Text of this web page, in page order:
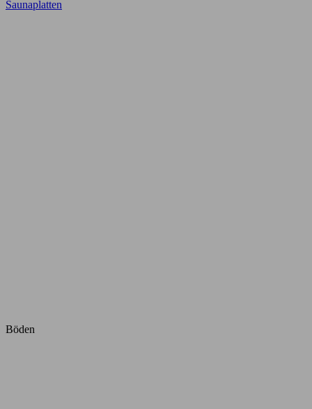
Saunaplatten
Böden